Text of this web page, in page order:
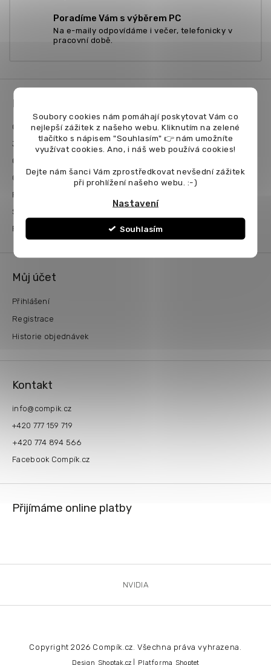
Soubory cookies nám pomáhají poskytovat Vám co
nejlepší zážitek z našeho webu. Kliknutím na zelené
tlačítko s nápisem "Souhlasím" 👉 nám umožníte
využívat cookies. Ano, i náš web používá cookies!
Dejte nám šanci Vám zprostředkovat nevšední zážitek
při prohlížení našeho webu. :-)
Nastavení
Souhlasím
Poradíme Vám s výběrem PC
Na e-maily odpovídáme i večer, telefonicky v
pracovní době.
Důležité informace
O nás
Jak nakupovat
Obchodní podmínky
Ochrana osobních údajů
Reklamační řád
Splátky
Prodej na Slovensko, EU
Můj účet
Přihlášení
Registrace
Historie objednávek
Kontakt
info@ compik.cz
+420 777 159 719
+420 774 894 566
Facebook Compík.cz
Přijímáme online platby
NVIDIA
Copyright 2026 Compík.cz. Všechna práva vyhrazena.
Design Shoptak.cz| Platforma Shoptet